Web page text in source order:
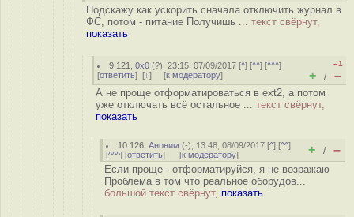
Подскажу как ускорить сначала отключить журнал в
ФС, потом - питание Получишь ... текст свёрнут,
показать
9.121 ,0x0 (?), 23:15, 07/09/2017 [^] [^^] [^^^]
[ответить] [↓] [к модератору]
–1
+ / –
А не проще отформатироваться в ext2, а потом
уже отключать всё остальное ... текст свёрнут,
показать
10.126 ,Аноним (-), 13:48, 08/09/2017 [^] [^^]
[^^^] [ответить] [к модератору] + / –
Если проще - отформатируйся, я не возражаю
Проблема в том что реальное оборудов...
большой текст свёрнут, показать